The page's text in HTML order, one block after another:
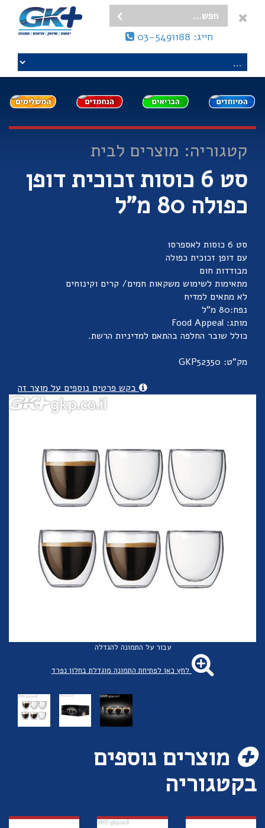
חייג: 03-5491188
קטגוריה: מוצרים לבית
סט 6 כוסות זכוכית דופן
כפולה 80 מ"ל
סט 6 כוסות לאספרסו
עם דופן זכוכית כפולה
מבודדות חום
מתאימות לשימוש משקאות חמים/ קרים וקינוחים
לא מתאים למדיח
נפח:80 מ"ל
מותג: Food Appeal
כולל שובר החלפה בהתאם למדיניות הרשת.
מק"ט: GKP52350
בקש פרטים נוספים על מוצר זה
עבור על התמונה להגדלה
לחץ כאן לפתיחת התמונה מוגדלת בחלון נפרד
מוצרים נוספים
בקטגוריה